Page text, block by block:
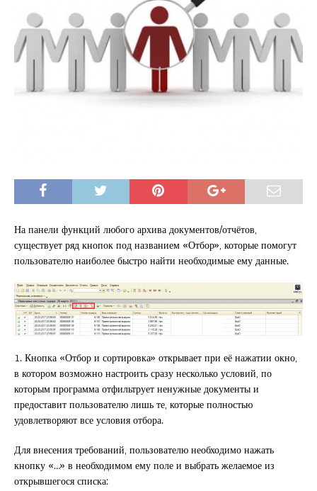
На панели функций любого архива документов/отчётов,
существует ряд кнопок под названием «Отбор», которые помогут
пользователю наиболее быстро найти необходимые ему данные.
1. Кнопка «Отбор и сортировка» открывает при её нажатии окно,
в котором возможно настроить сразу несколько условий, по
которым программа отфильтрует ненужные документы и
предоставит пользователю лишь те, которые полностью
удовлетворяют все условия отбора.
Для внесения требований, пользователю необходимо нажать
кнопку «…» в необходимом ему поле и выбрать желаемое из
открывшегося списка: